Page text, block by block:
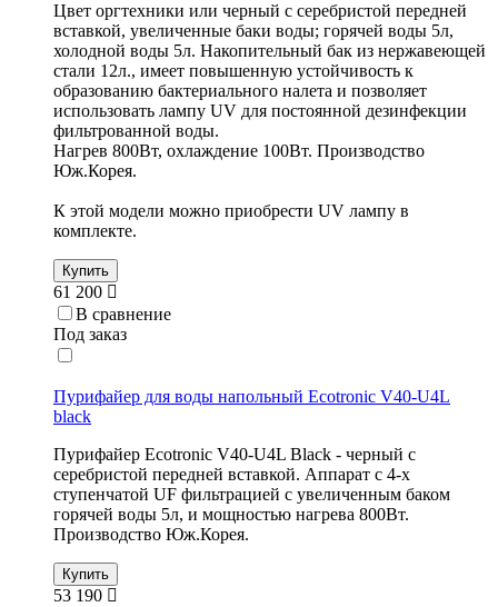
Цвет оргтехники или черный с серебристой передней
вставкой, увеличенные баки воды; горячей воды 5л,
холодной воды 5л. Накопительный бак из нержавеющей
стали 12л., имеет повышенную устойчивость к
образованию бактериального налета и позволяет
использовать лампу UV для постоянной дезинфекции
фильтрованной воды.
Нагрев 800Вт, охлаждение 100Вт. Производство
Юж.Корея.
К этой модели можно приобрести UV лампу в
комплекте.
Купить
61 200
В сравнение
Под заказ
Пурифайер для воды напольный Ecotronic V40-U4L
black
Пурифайер Ecotronic V40-U4L Black - черный с
серебристой передней вставкой. Аппарат с 4-х
ступенчатой UF фильтрацией с увеличенным баком
горячей воды 5л, и мощностью нагрева 800Вт.
Производство Юж.Корея.
Купить
53 190